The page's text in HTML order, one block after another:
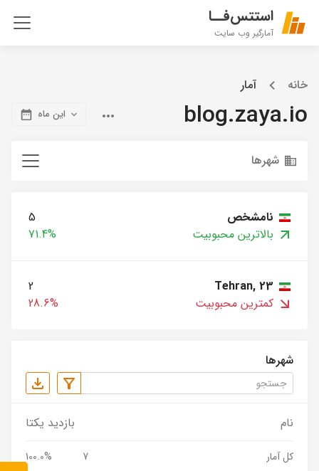
استتس‌فــا
آمارگیر وب سایت
خانه آمار
blog.zaya.io این ماه
شهرها
نامشخص
5
بالاترین محبوبیت
71.4%
Tehran, 23
2
کمترین محبوبیت
28.6%
شهرها
نام بازدید یکتا
کل آمار 7
100.0%